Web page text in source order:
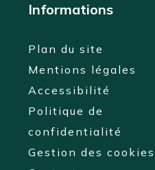
Informations
Plan du site
Mentions légales
Accessibilité
Politique de
confidentialité
Gestion des cookies